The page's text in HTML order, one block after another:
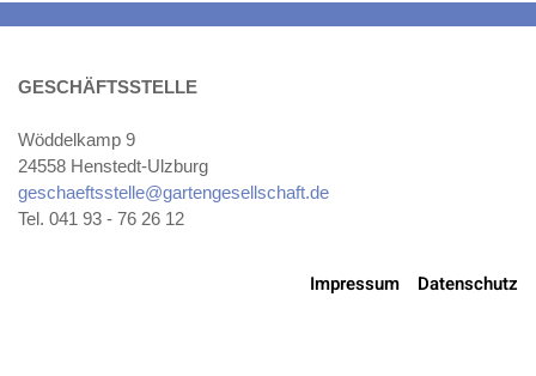
GESCHÄFTSSTELLE
Wöddelkamp 9
24558 Henstedt-Ulzburg
geschaeftsstelle@gartengesellschaft.de
Tel. 041 93 - 76 26 12
Impressum Datenschutz